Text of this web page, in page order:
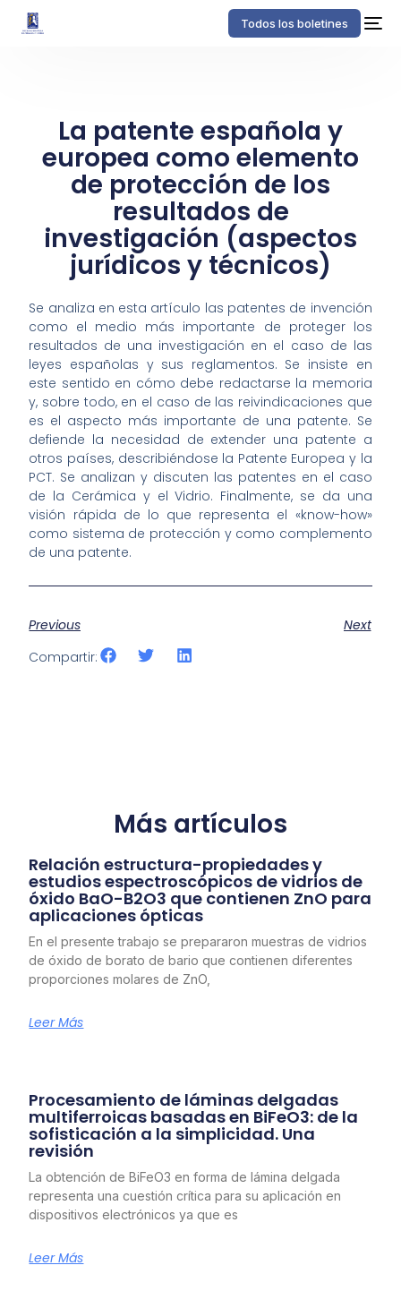
Todos los boletines
La patente española y
europea como elemento
de protección de los
resultados de
investigación (aspectos
jurídicos y técnicos)
Se analiza en esta artículo las patentes de invención
como el medio más importante de proteger los
resultados de una investigación en el caso de las
leyes españolas y sus reglamentos. Se insiste en
este sentido en cómo debe redactarse la memoria
y, sobre todo, en el caso de las reivindicaciones que
es el aspecto más importante de una patente. Se
defiende la necesidad de extender una patente a
otros países, describiéndose la Patente Europea y la
PCT. Se analizan y discuten las patentes en el caso
de la Cerámica y el Vidrio. Finalmente, se da una
visión rápida de lo que representa el «know-how»
como sistema de protección y como complemento
de una patente.
Previous
Next
Compartir:
Más artículos
Relación estructura-propiedades y
estudios espectroscópicos de vidrios de
óxido BaO-B2O3 que contienen ZnO para
aplicaciones ópticas
En el presente trabajo se prepararon muestras de vidrios
de óxido de borato de bario que contienen diferentes
proporciones molares de ZnO,
Leer Más
Procesamiento de láminas delgadas
multiferroicas basadas en BiFeO3: de la
sofisticación a la simplicidad. Una
revisión
La obtención de BiFeO3 en forma de lámina delgada
representa una cuestión crítica para su aplicación en
dispositivos electrónicos ya que es
Leer Más